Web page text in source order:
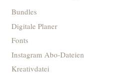
Bundles
Digitale Planer
Fonts
Instagram Abo-Dateien
Kreativdatei